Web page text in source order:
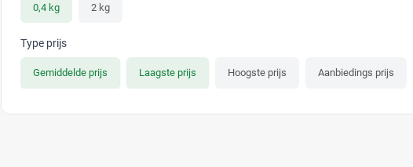
0,4 kg 2 kg
Type prijs
Gemiddelde prijs Laagste prijs Hoogste prijs Aanbiedings prijs